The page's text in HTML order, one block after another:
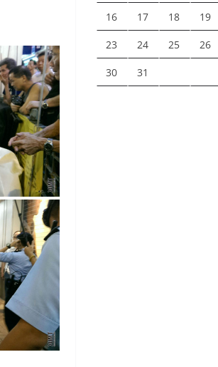
16 17 18 19
23 24 25 26
30 31